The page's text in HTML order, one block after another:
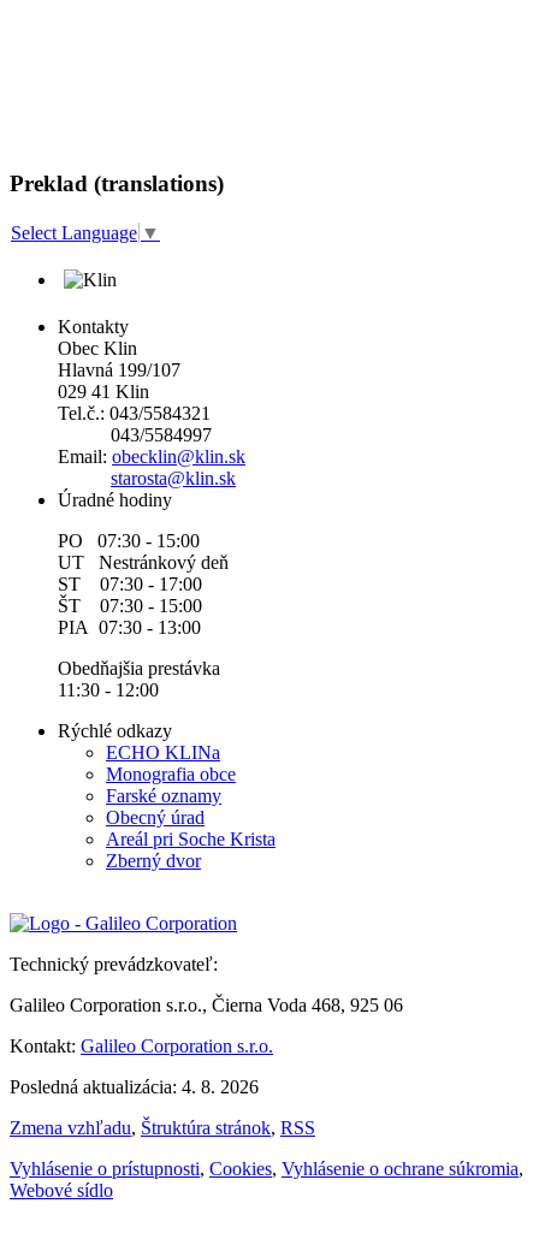
Preklad (translations)
Select Language ▼
Kontakty
Obec Klin
Hlavná 199/107
029 41 Klin
Tel.č.: 043/5584321
043/5584997
Email: obecklin@klin.sk
starosta@klin.sk
Úradné hodiny
PO 07:30 - 15:00
UT Nestránkový deň
ST 07:30 - 17:00
ŠT 07:30 - 15:00
PIA 07:30 - 13:00
Obedňajšia prestávka
11:30 - 12:00
Rýchlé odkazy
ECHO KLINa
Monografia obce
Farské oznamy
Obecný úrad
Areál pri Soche Krista
Zberný dvor
Technický prevádzkovateľ:
Galileo Corporation s.r.o., Čierna Voda 468, 925 06
Kontakt: Galileo Corporation s.r.o.
Posledná aktualizácia: 4. 8. 2026
Zmena vzhľadu, Štruktúra stránok, RSS
Vyhlásenie o prístupnosti, Cookies, Vyhlásenie o ochrane súkromia,
Webové sídlo